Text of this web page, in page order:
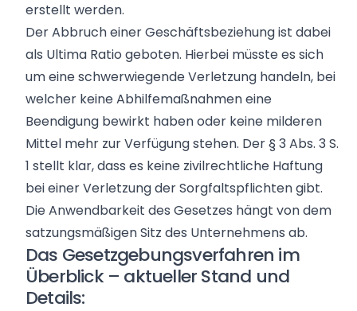
erstellt werden.
Der Abbruch einer Geschäftsbeziehung ist dabei
als Ultima Ratio geboten. Hierbei müsste es sich
um eine schwerwiegende Verletzung handeln, bei
welcher keine Abhilfemaßnahmen eine
Beendigung bewirkt haben oder keine milderen
Mittel mehr zur Verfügung stehen. Der § 3 Abs. 3 S.
1 stellt klar, dass es keine zivilrechtliche Haftung
bei einer Verletzung der Sorgfaltspflichten gibt.
Die Anwendbarkeit des Gesetzes hängt von dem
satzungsmäßigen Sitz des Unternehmens ab.
Das Gesetzgebungsverfahren im
Überblick – aktueller Stand und
Details: